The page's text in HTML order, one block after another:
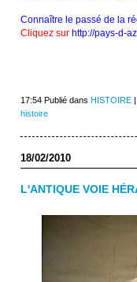
Connaître le passé de la
Cliquez sur http://pays-d-
17:54 Publié dans HISTOIRE
histoire
18/02/2010
L'ANTIQUE VOIE